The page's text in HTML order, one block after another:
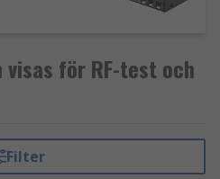
för RF-test och
Filter